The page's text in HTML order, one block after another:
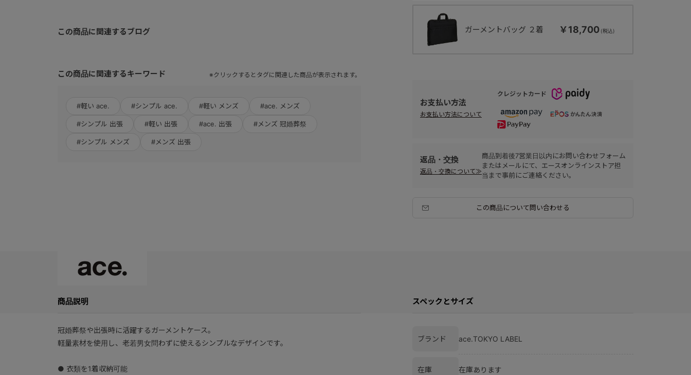
この商品に関連するブログ
この商品に関連するキーワード ※クリックするとタグに関連した商品が表示されます。
#軽い ace. #シンプル ace. #軽い メンズ #ace. メンズ
#シンプル 出張 #軽い 出張 #ace. 出張 #メンズ 冠婚葬祭
#シンプル メンズ #メンズ 出張
ガーメントバッグ ２着 ￥18,700
この商品について問い合わせる
返品・交換
返品・交換について≫
商品到着後7営業日以内にお問い合わせフォーム
またはメールにて、エースオンラインストア担
当まで事前にご連絡ください。
お支払い方法
お支払い方法について
クレジットカード
商品説明
冠婚葬祭や出張時に活躍するガーメントケース。
軽量素材を使用し、老若男女問わずに使えるシンプルなデザインです。
● 衣類を1着収納可能
スペックとサイズ
ブランド ace.TOKYO LABEL
在庫 在庫あります